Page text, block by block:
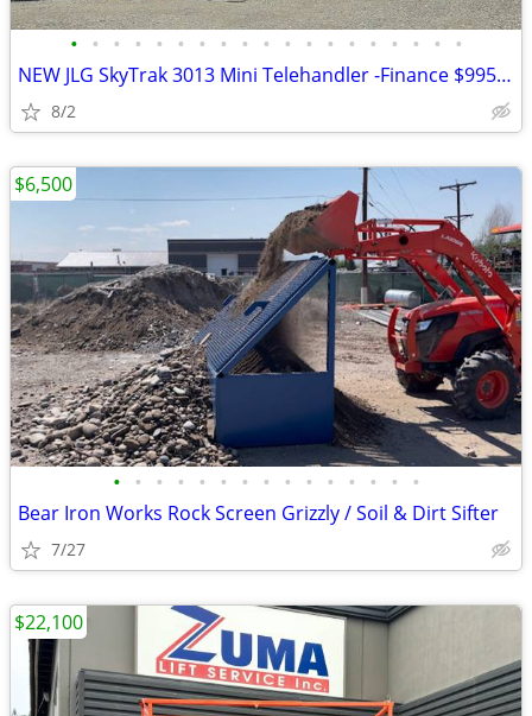
• • • • • • • • • • • • • • • • • • •
NEW JLG SkyTrak 3013 Mini Telehandler -Finance $995 Per Mo*
8/2
• • • • • • • • • • • • • • •
Bear Iron Works Rock Screen Grizzly / Soil & Dirt Sifter
7/27
$6,500
$22,100